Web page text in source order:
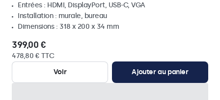
Entrées : HDMI, DisplayPort, USB-C, VGA
Installation : murale, bureau
Dimensions : 318 x 200 x 34 mm
399,00 €
478,80 € TTC
Voir
Ajouter au panier